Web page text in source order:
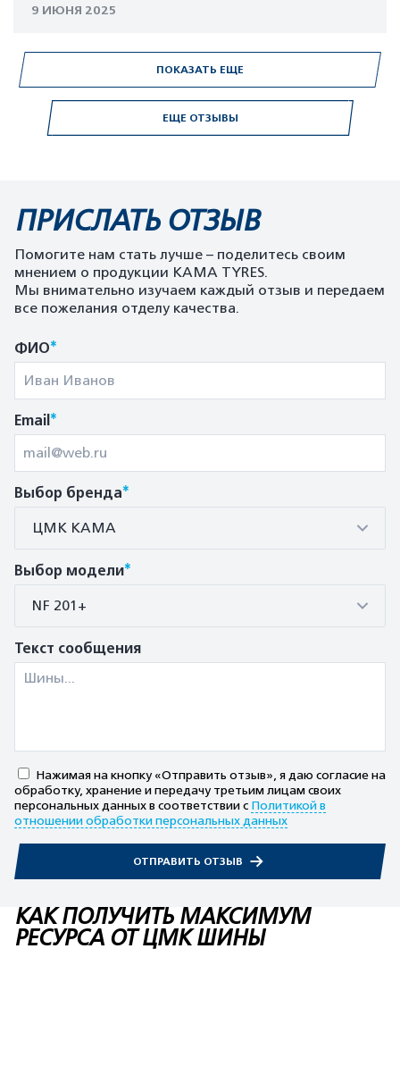
ЕЩЕ ОТЗЫВЫ
9 ИЮНЯ 2025
ПОКАЗАТЬ ЕЩЕ
ПРИСЛАТЬ ОТЗЫВ
Помогите нам стать лучше – поделитесь своим
мнением о продукции KAMA TYRES.
Мы внимательно изучаем каждый отзыв и передаем
все пожелания отделу качества.
ФИО*
Email*
Выбор бренда*
ЦМК КАМА
Выбор модели*
NF 201+
Текст сообщения
Нажимая на кнопку «Отправить отзыв», я даю согласие на
обработку, хранение и передачу третьим лицам своих
персональных данных в соответствии с Политикой в
отношении обработки персональных данных
ОТПРАВИТЬ ОТЗЫВ
КАК ПОЛУЧИТЬ МАКСИМУМ
РЕСУРСА ОТ ЦМК ШИНЫ